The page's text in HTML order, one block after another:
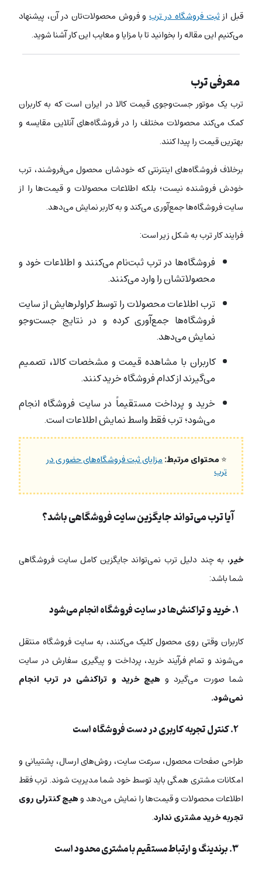
قبل ازثبت فروشگاه در تربو فروش محصولات‌تان در آن، پیشنهاد
می‌کنیم این مقاله را بخوانید تا با مزایا و معایب این کار آشنا شوید.
معرفی ترب
ترب یک موتور جست‌وجوی قیمت کالا در ایران است که به کاربران
کمک می‌کند محصولات مختلف را در فروشگاه‌های آنلاین مقایسه و
بهترین قیمت را پیدا کنند.
برخلاف فروشگاه‌های اینترنتی که خودشان محصول می‌فروشند، ترب
خودش فروشنده نیست؛ بلکه اطلاعات محصولات و قیمت‌ها را از
سایت فروشگاه‌ها جمع‌آوری می‌کند و به کاربر نمایش می‌دهد.
فرایند کار ترب به شکل زیر است:
فروشگاه‌ها در ترب ثبت‌نام می‌کنند و اطلاعات خود و
محصولاتشان را وارد می‌کنند.
ترب اطلاعات محصولات را توسط کراولرهایش از سایت
فروشگاه‌ها جمع‌آوری کرده و در نتایج جست‌وجو
نمایش می‌دهد.
کاربران با مشاهده قیمت و مشخصات کالا، تصمیم
می‌گیرند از کدام فروشگاه خرید کنند.
خرید و پرداخت مستقیماً در سایت فروشگاه انجام
می‌شود؛ ترب فقط واسط نمایش اطلاعات است.
⭐محتوای مرتبط:مزایای ثبت فروشگاه‌های حضوری در
ترب
آیا ترب می‌تواند جایگزین سایت فروشگاهی باشد؟
خیر، به چند دلیل ترب نمی‌تواند جایگزین کامل سایت فروشگاهی
شما باشد:
۱. خرید و تراکنش‌ها در سایت فروشگاه انجام می‌شود
کاربران وقتی روی محصول کلیک می‌کنند، به سایت فروشگاه منتقل
می‌شوند و تمام فرآیند خرید، پرداخت و پیگیری سفارش در سایت
شما صورت می‌گیرد و هیچ خرید و تراکنشی در ترب انجام
نمی‌شود.
۲. کنترل تجربه کاربری در دست فروشگاه است
طراحی صفحات محصول، سرعت سایت، روش‌های ارسال، پشتیبانی و
امکانات مشتری همگی باید توسط خود شما مدیریت شوند. ترب فقط
اطلاعات محصولات و قیمت‌ها را نمایش می‌دهد وهیچ کنترلی روی
تجربه خرید مشتری ندارد.
۳. برندینگ و ارتباط مستقیم با مشتری محدود است